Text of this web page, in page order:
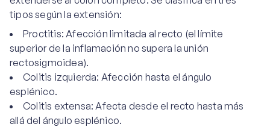
tipos según la extensión:
Proctitis: Afección limitada al recto (el límite
superior de la inflamación no supera la unión
rectosigmoidea).
Colitis izquierda: Afección hasta el ángulo
esplénico.
Colitis extensa: Afecta desde el recto hasta más
allá del ángulo esplénico.